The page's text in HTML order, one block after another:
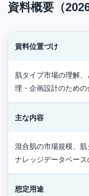
資料概要（
資料位置づけ
肌タイプ市場の理解
理・企画設計のための
主な内容
混合肌の市場規模、肌
ナレッジデータベー
想定用途